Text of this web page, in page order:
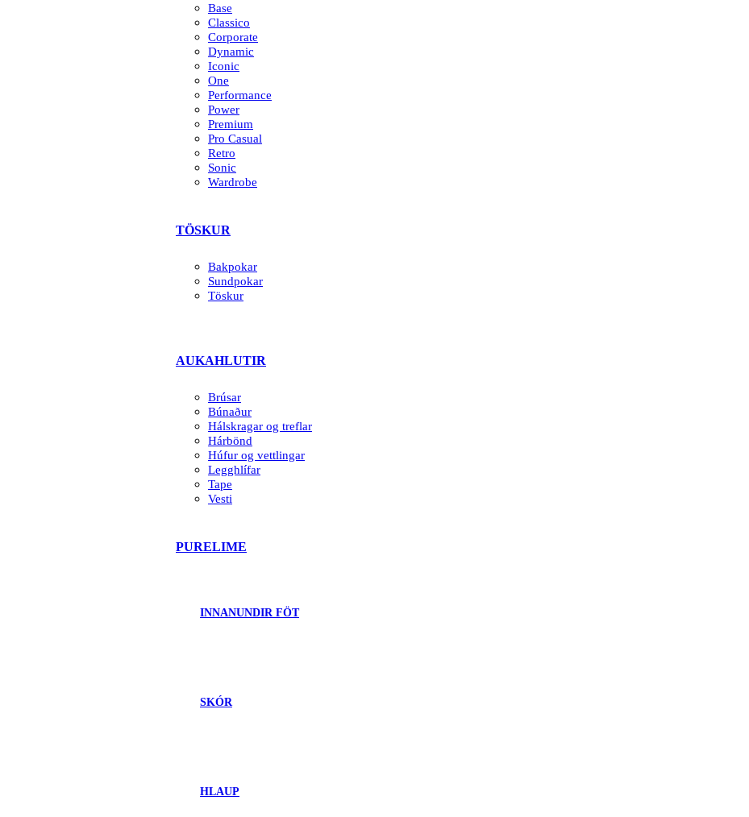
Base
Classico
Corporate
Dynamic
Iconic
One
Performance
Power
Premium
Pro Casual
Retro
Sonic
Wardrobe
TÖSKUR
Bakpokar
Sundpokar
Töskur
AUKAHLUTIR
Brúsar
Búnaður
Hálskragar og treflar
Hárbönd
Húfur og vettlingar
Legghlífar
Tape
Vesti
PURELIME
INNANUNDIR FÖT
SKÓR
HLAUP